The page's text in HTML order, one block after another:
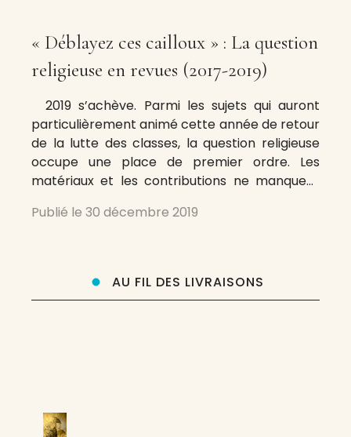
« Déblayez ces cailloux » : La question
religieuse en revues (2017-2019)
2019 s’achève. Parmi les sujets qui auront
particulièrement animé cette année de retour
de la lutte des classes, la question religieuse
occupe une place de premier ordre. Les
matériaux et les contributions ne manquent
plus saine et nourrissante que certains
Publié le 30 décembre 2019
AU FIL DES LIVRAISONS